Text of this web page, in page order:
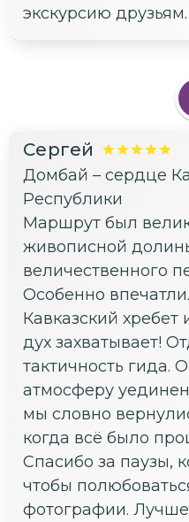
экскурсию
Сергей
Домбай – сердце
Республики
Маршрут был
живописной
величественного
Особенно
Кавказский
дух захватывает!
тактичность гида.
атмосферу
мы словно
когда всё было
Спасибо за паузы,
чтобы
фотографии.